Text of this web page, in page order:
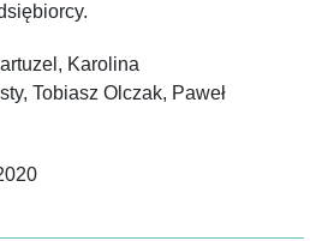
Karolina
Tobiasz Olczak, Paweł